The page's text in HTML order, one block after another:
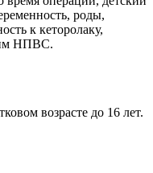
роды,
к кеторолаку,
НПВС.
возрасте до 16 лет.